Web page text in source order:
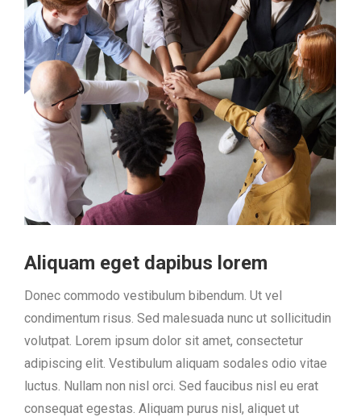
Aliquam eget dapibus lorem
Donec commodo vestibulum bibendum. Ut vel
condimentum risus. Sed malesuada nunc ut sollicitudin
volutpat. Lorem ipsum dolor sit amet, consectetur
adipiscing elit. Vestibulum aliquam sodales odio vitae
luctus. Nullam non nisl orci. Sed faucibus nisl eu erat
consequat egestas. Aliquam purus nisl, aliquet ut